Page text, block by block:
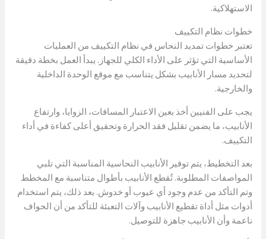
الاستهلاكية.
خطوات نظام التكييف
تعتبر خطوات تمديد النحاس في نظام التكييف من العمليات
الأساسية التي تؤثر على الأداء الكلي للجهاز. يبدأ العمل بخطة دقيقة
لتحديد مسار الأنابيب بشكل يتناسب مع موقع الوحدة الداخلية
والخارجية.
يجب على الفنيين أخذ بعين الاعتبار المسافات، الزوايا، وارتفاع
الأنابيب، ما يضمن تقليل فقد الحرارة وتحقيق أعلى كفاءة في أداء
التكييف.
بعد التخطيط، يتم توفير الأنابيب النحاسية المناسبة التي تلبي
المواصفات المطلوبة. تُقطع الأنابيب بأطوال متناسبة مع المخطط
وتم التأكد من عدم وجود أي عيوب أو خدوش. بعد ذلك، يتم استخدام
أدوات مثل أداة تقطيع الأنابيب وآلات التعبئة للتأكد من أن الحواف
ناعمة وأن الأنابيب جاهزة للتوصيل.